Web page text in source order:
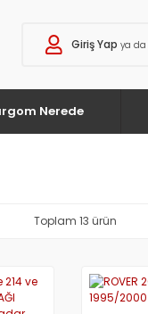
Giriş Yap ya da
Nerede
Toplam 13 ürün